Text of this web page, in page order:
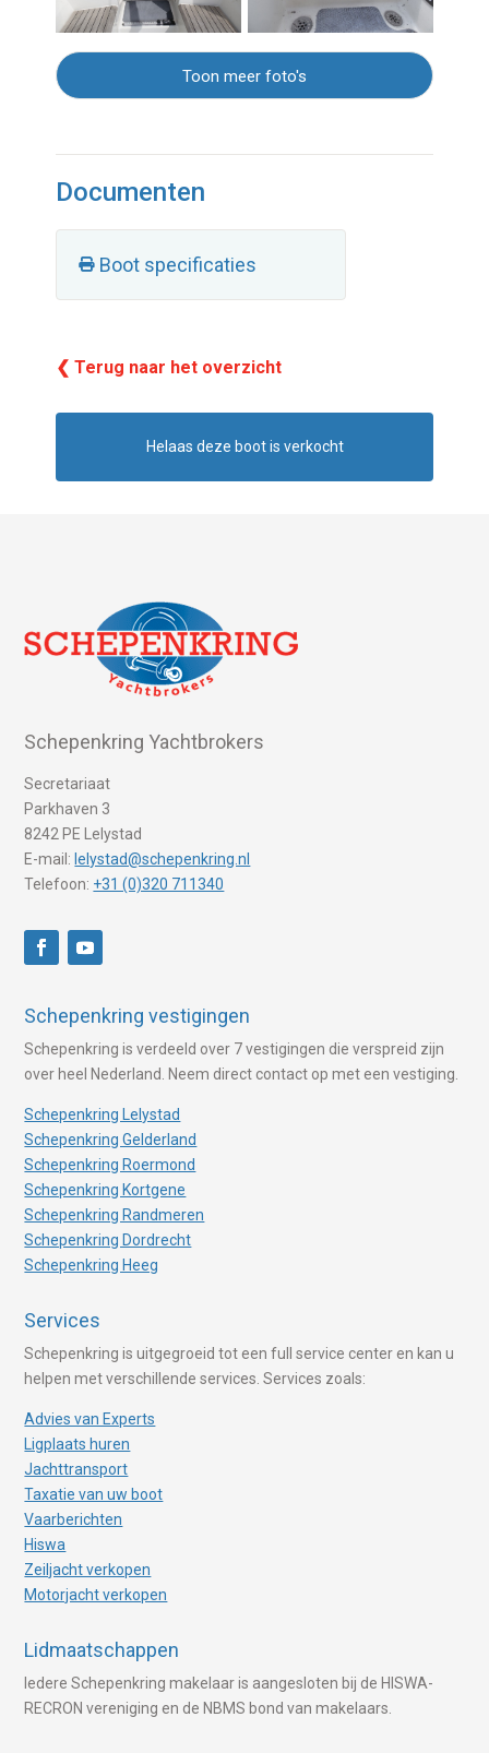
Toon meer foto's
Documenten
Boot specificaties
❮ Terug naar het overzicht
Helaas deze boot is verkocht
Schepenkring Yachtbrokers
Secretariaat
Parkhaven 3
8242 PE Lelystad
E-mail: lelystad@schepenkring.nl
Telefoon: +31 (0)320 711340
Schepenkring vestigingen
Schepenkring is verdeeld over 7 vestigingen die verspreid zijn
over heel Nederland. Neem direct contact op met een vestiging.
Schepenkring Lelystad
Schepenkring Gelderland
Schepenkring Roermond
Schepenkring Kortgene
Schepenkring Randmeren
Schepenkring Dordrecht
Schepenkring Heeg
Services
Schepenkring is uitgegroeid tot een full service center en kan u
helpen met verschillende services. Services zoals:
Advies van Experts
Ligplaats huren
Jachttransport
Taxatie van uw boot
Vaarberichten
Hiswa
Zeiljacht verkopen
Motorjacht verkopen
Lidmaatschappen
Iedere Schepenkring makelaar is aangesloten bij de HISWA-
RECRON vereniging en de NBMS bond van makelaars.